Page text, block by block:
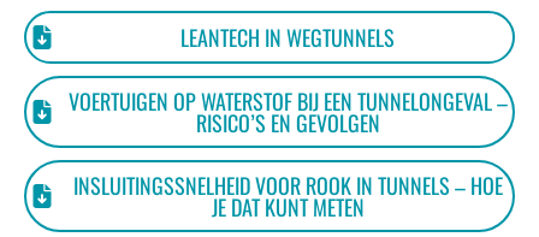
LEANTECH IN WEGTUNNELS
VOERTUIGEN OP WATERSTOF BIJ EEN TUNNELONGEVAL –
RISICO’S EN GEVOLGEN
INSLUITINGSSNELHEID VOOR ROOK IN TUNNELS – HOE
JE DAT KUNT METEN